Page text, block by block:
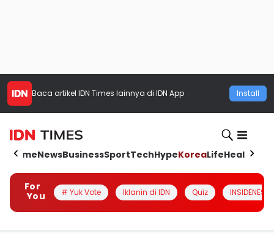
Baca artikel IDN Times lainnya di IDN App Install
HomeNewsBusinessSportTechHypeKoreaLifeHealth
For
You
# Yuk Vote Iklanin di IDN Quiz INSIDENESIA